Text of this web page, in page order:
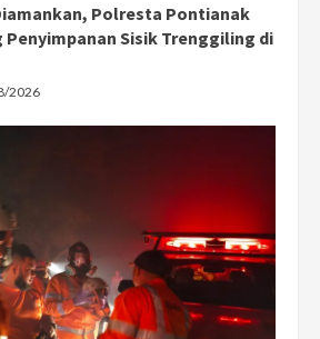
Polresta Pontianak
Penyimpanan Sisik Trenggiling di
2026